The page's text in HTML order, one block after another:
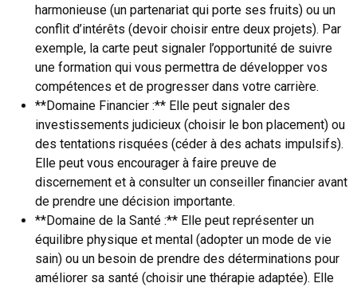
harmonieuse (un partenariat qui porte ses fruits) ou un
conflit d’intérêts (devoir choisir entre deux projets). Par
exemple, la carte peut signaler l’opportunité de suivre
une formation qui vous permettra de développer vos
compétences et de progresser dans votre carrière.
**Domaine Financier :** Elle peut signaler des
investissements judicieux (choisir le bon placement) ou
des tentations risquées (céder à des achats impulsifs).
Elle peut vous encourager à faire preuve de
discernement et à consulter un conseiller financier avant
de prendre une décision importante.
**Domaine de la Santé :** Elle peut représenter un
équilibre physique et mental (adopter un mode de vie
sain) ou un besoin de prendre des déterminations pour
améliorer sa santé (choisir une thérapie adaptée). Elle